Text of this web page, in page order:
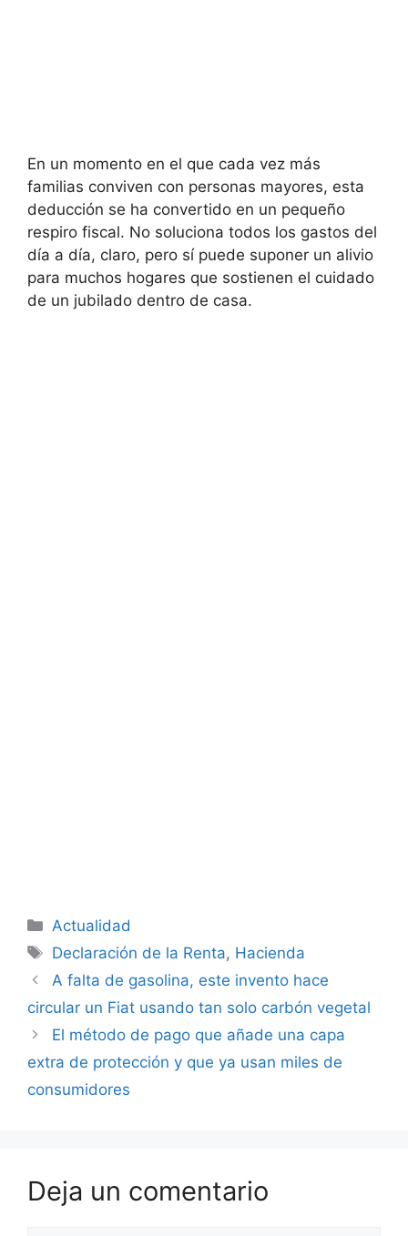
En un momento en el que cada vez más
familias conviven con personas mayores, esta
deducción se ha convertido en un pequeño
respiro fiscal. No soluciona todos los gastos del
día a día, claro, pero sí puede suponer un alivio
para muchos hogares que sostienen el cuidado
de un jubilado dentro de casa.
Categorías
Actualidad
Etiquetas
Declaración de la Renta, Hacienda
A falta de gasolina, este invento hace
circular un Fiat usando tan solo carbón vegetal
El método de pago que añade una capa
extra de protección y que ya usan miles de
consumidores
Deja un comentario